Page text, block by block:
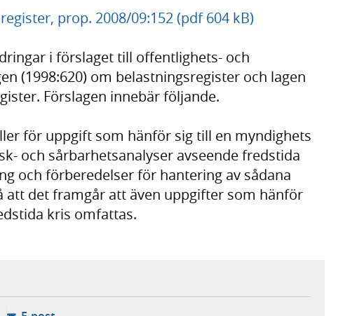
prop. 2008/09:152 (pdf 604 kB)
i förslaget till offentlighets- och
(1998:620) om belastningsregister och lagen
Förslagen innebär följande.
för uppgift som hänför sig till en myndighets
och sårbarhetsanalyser avseende fredstida
och förberedelser för hantering av sådana
att det framgår att även uppgifter som hänför
kris omfattas.